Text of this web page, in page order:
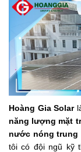
Hoàng Gia Solar
năng lượng mặt
nước nóng trung
tôi có đội ngũ kỹ